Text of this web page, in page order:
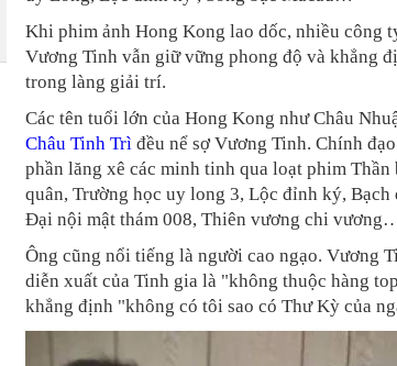
Khi phim ảnh Hong Kong lao dốc, nhiều công
Vương Tinh vẫn giữ vững phong độ và khẳng
trong làng giải trí.
Các tên tuổi lớn của Hong Kong như Châu
Châu Tinh Trì đều nể sợ Vương Tinh. Chính
phần lăng xê các minh tinh qua loạt phim
quân, Trường học uy long 3, Lộc đỉnh ký, Bạch
Đại nội mật thám 008, Thiên vương chi
Ông cũng nổi tiếng là người cao ngạo. Vương
diễn xuất của Tinh gia là "không thuộc hàng
khẳng định "không có tôi sao có Thư Kỳ của